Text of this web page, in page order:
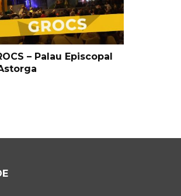
– Palau Episcopal